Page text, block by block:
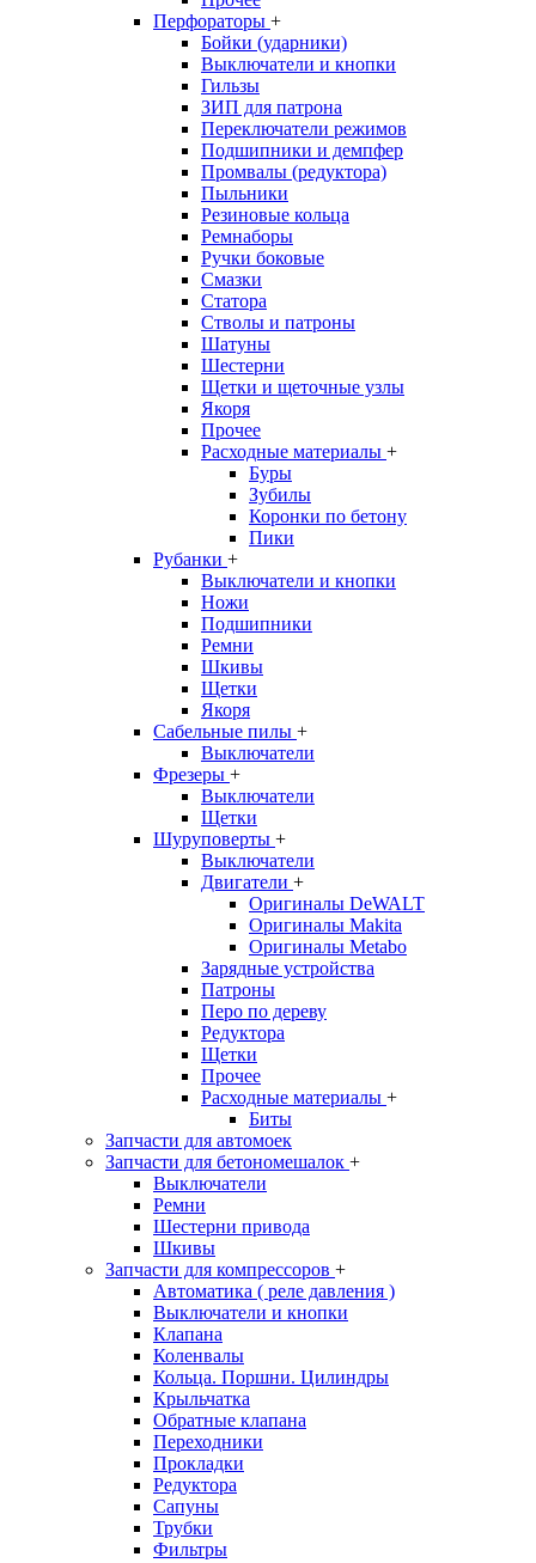
Перфораторы +
Бойки (ударники)
Выключатели и кнопки
Гильзы
ЗИП для патрона
Переключатели режимов
Подшипники и демпфер
Промвалы (редуктора)
Пыльники
Резиновые кольца
Ремнаборы
Ручки боковые
Смазки
Статора
Стволы и патроны
Шатуны
Шестерни
Щетки и щеточные узлы
Якоря
Прочее
Расходные материалы +
Буры
Зубилы
Коронки по бетону
Пики
Рубанки +
Выключатели и кнопки
Ножи
Подшипники
Ремни
Шкивы
Щетки
Якоря
Сабельные пилы +
Выключатели
Фрезеры +
Выключатели
Щетки
Шуруповерты +
Выключатели
Двигатели +
Оригиналы DeWALT
Оригиналы Makita
Оригиналы Metabo
Зарядные устройства
Патроны
Перо по дереву
Редуктора
Щетки
Прочее
Расходные материалы +
Биты
Запчасти для автомоек
Запчасти для бетономешалок +
Выключатели
Ремни
Шестерни привода
Шкивы
Запчасти для компрессоров +
Автоматика ( реле давления )
Выключатели и кнопки
Клапана
Коленвалы
Кольца. Поршни. Цилиндры
Крыльчатка
Обратные клапана
Переходники
Прокладки
Редуктора
Сапуны
Трубки
Фильтры